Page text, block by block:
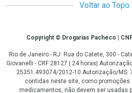
Voltar ao Topo
CopyrightCopyright © Drogarias Pacheco |
Rio de Janeiro - RJ: Rua do Catete, 300 -
Giovanelli - CRF 28127 | 24 horas|
25351.493074/2012-10 Autorização/MS:
contidas neste site, como
medicamentos, não devem ser usadas